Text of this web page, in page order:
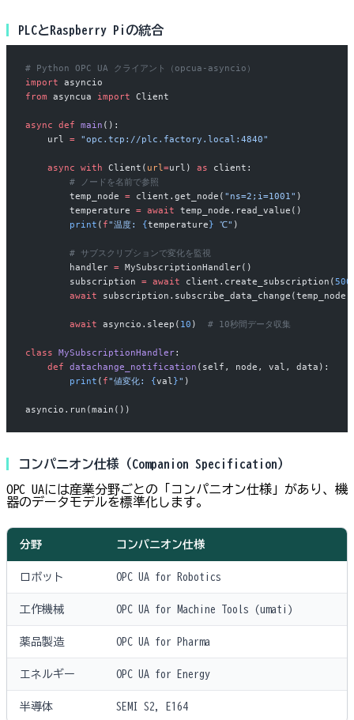
PLCとRaspberry Piの統合
# Python OPC UA クライアント（opcua-asyncio）
import asyncio
from asyncua import Client
async def main ():
    url
= "opc.tcp://plc.factory.local:4840"
    async
with Client( url =url) as client:
        # ノードを名前で参照
        temp_node
= client.get_node( "ns=2;i=1001" )
        temperature
= await temp_node.read_value()
        print
( f"温度: {temperature} ℃" )
        # サブスクリプションで変化を監視
        handler
= MySubscriptionHandler()
        subscription
= await client.create_subscription( 500
        await
subscription.subscribe_data_change(temp_node)
        await
asyncio.sleep( 10 ) # 10秒間データ収集
class MySubscriptionHandler:
    def
datachange_notification (self, node, val, data):
        print
( f"値変化: {val }" )
asyncio.run(main())
コンパニオン仕様（Companion Specification）
OPC UAには産業分野ごとの「コンパニオン仕様」があり、機
器のデータモデルを標準化します。
分野 コンパニオン仕様
ロボット OPC UA for Robotics
工作機械 OPC UA for Machine Tools (umati)
薬品製造 OPC UA for Pharma
エネルギー OPC UA for Energy
半導体 SEMI S2, E164